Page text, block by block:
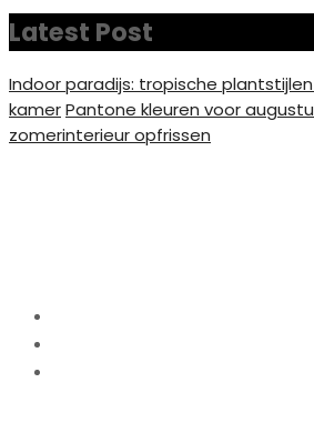
Latest Post
Indoor paradijs: tropische
kamerPantone kleuren voor
zomerinterieur opfrissen